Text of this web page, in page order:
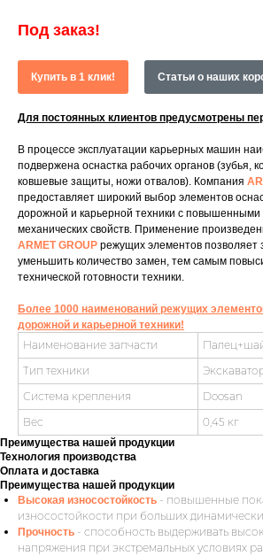
Под заказ!
Купить в 1 клик! Статьи о наших
Для постоянных клиентов предусмотрены
В процессе эксплуатации карьерных машин
подвержена оснастка рабочих органов (зубья,
ковшевые защиты, ножи отвалов). Компания
предоставляет широкий выбор элементов
дорожной и карьерной техники с
механических свойств. Применение
ARMET GROUP режущих элементов позволяет
уменьшить количество замен, тем самым
технической готовности техники.
Более 1000 наименований режущих
дорожной и карьерной техники!
Наименование запчасти
Тип техники
Система крепления
Doosan
Вес
0,45 кг
Преимущества нашей продукции
Технология производства
Оплата и доставка
Преимущества нашей продукции
Высокая износостойкость - повышенные
износостойкости при больших
Прочность - способность выдерживать
напряжения при экстремальных условиях